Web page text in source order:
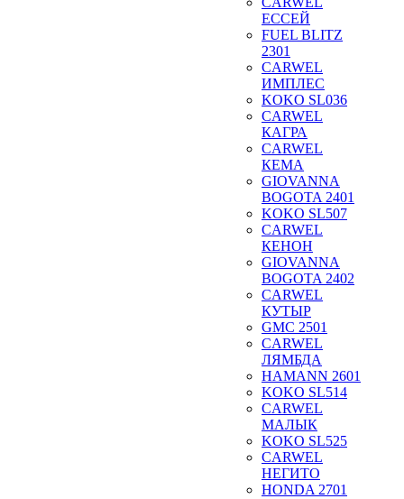
ЕССЕЙ
FUEL BLITZ
2301
CARWEL
ИМПЛЕС
KOKO SL036
CARWEL
КАГРА
CARWEL
КЕМА
GIOVANNA
BOGOTA 2401
KOKO SL507
CARWEL
КЕНОН
GIOVANNA
BOGOTA 2402
CARWEL
КУТЫР
GMC 2501
CARWEL
ЛЯМБДА
HAMANN 2601
KOKO SL514
CARWEL
МАЛЫК
KOKO SL525
CARWEL
НЕГИТО
HONDA 2701